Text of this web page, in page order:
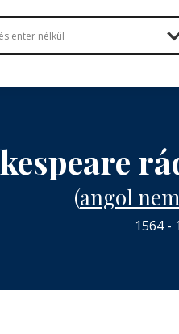
(angol
1564 -